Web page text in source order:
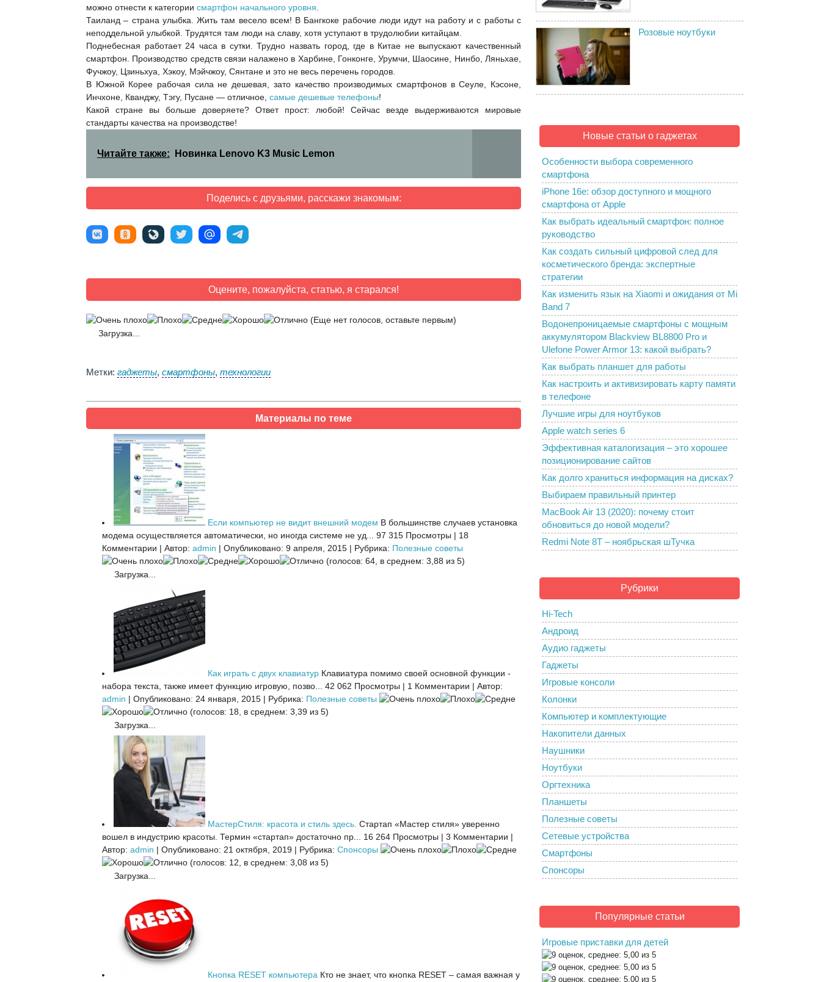
можно отнести к категории смартфон начального уровня
Таиланд – страна улыбка. Жить там весело всем! В Бангкоке рабочие люди идут на работу и с работы с
неподдельной улыбкой. Трудятся там люди на славу, хотя уступают в трудолюбии китайцам.
Поднебесная работает 24 часа в сутки. Трудно назвать город, где в Китае не выпускают качественный
смартфон. Производство средств связи налажено в Харбине, Гонконге, Урумчи, Шаосине, Нинбо, Ляньхае,
Фучжоу, Цзиньхуа, Хэкоу, Мэйчжоу, Сянтане и это не весь перечень городов.
В Южной Корее рабочая сила не дешевая, зато качество производимых смартфонов в Сеуле, Кэсоне,
Инчхоне, Кванджу, Тэгу, Пусане — отличное, самые дешевые телефоны!
Какой стране вы больше доверяете? Ответ прост: любой! Сейчас везде выдерживаются мировые
стандарты качества на производстве!
Читайте также: Новинка Lenovo K3 Music Lemon
Поделись с друзьями, расскажи знакомым:
Оцените, пожалуйста, статью, я старался!
(Еще нет голосов, оставьте первым)
Загрузка...
Метки: гаджеты, смартфоны, технологии
Материалы по теме
Если компьютер не видит внешний модем В большинстве случаев установка
модема осуществляется автоматически, но иногда системе не уд...
97 315 Просмотры | 18
Комментарии | Автор: admin | Опубликовано: 9 апреля, 2015 | Рубрика: Полезные советы
(голосов: 64, в среднем: 3,88 из 5)
Загрузка...
Как играть с двух клавиатур Клавиатура помимо своей основной функции -
набора текста, также имеет функцию игровую, позво...
42 062 Просмотры | 1 Комментарии | Автор:
admin | Опубликовано: 24 января, 2015 | Рубрика: Полезные советы
(голосов: 18, в среднем: 3,39 из 5)
Загрузка...
МастерСтиля: красота и стиль здесь. Стартап «Мастер стиля» уверенно
вошел в индустрию красоты. Термин «стартап» достаточно пр...
16 264 Просмотры | 3 Комментарии |
Автор: admin | Опубликовано: 21 октября, 2019 | Рубрика: Спонсоры
(голосов: 12, в среднем: 3,08 из 5)
Загрузка...
Кнопка RESET компьютера Кто не знает, что кнопка RESET – самая важная у
Розовые ноутбуки
Новые статьи о гаджетах
Особенности выбора современного
смартфона
iPhone 16e: обзор доступного и мощного
смартфона от Apple
Как выбрать идеальный смартфон: полное
руководство
Как создать сильный цифровой след для
косметического бренда: экспертные
стратегии
Как изменить язык на Xiaomi и ожидания от Mi
Band 7
Водонепроницаемые смартфоны с мощным
аккумулятором Blackview BL8800 Pro и
Ulefone Power Armor 13: какой выбрать?
Как выбрать планшет для работы
Как настроить и активизировать карту памяти
в телефоне
Лучшие игры для ноутбуков
Apple watch series 6
Эффективная каталогизация – это хорошее
позиционирование сайтов
Как долго храниться информация на дисках?
Выбираем правильный принтер
MacBook Air 13 (2020): почему стоит
обновиться до новой модели?
Redmi Note 8T – ноябрьская шТучка
Рубрики
Hi-Tech
Андроид
Аудио гаджеты
Гаджеты
Игровые консоли
Колонки
Компьютер и комплектующие
Накопители данных
Наушники
Ноутбуки
Оргтехника
Планшеты
Полезные советы
Сетевые устройства
Смартфоны
Спонсоры
Популярные статьи
Игровые приставки для детей